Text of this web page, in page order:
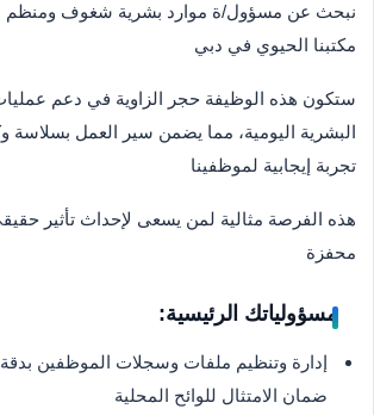
نبحث عن مسؤول/ة موارد بشرية شغوف ومنظم
مكتبنا الحيوي في دبي
ستكون هذه الوظيفة حجر الزاوية في دعم
البشرية اليومية، مما يضمن سير العمل بسلاسة
تجربة إيجابية لموظفينا
هذه الفرصة مثالية لمن يسعى لإحداث تأثير
محفزة
مسؤولياتك الرئيسية:
إدارة وتنظيم ملفات وسجلات الموظفين بدقة
ضمان الامتثال للوائح المحلية